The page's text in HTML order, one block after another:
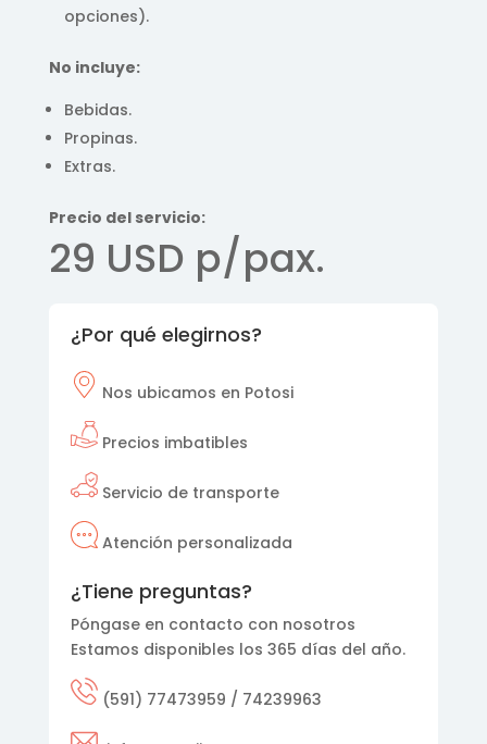
opciones).
No incluye:
Bebidas.
Propinas.
Extras.
Precio del servicio:
29 USD p/pax.
¿Por qué elegirnos?
Nos ubicamos en Potosi
Precios imbatibles
Servicio de transporte
Atención personalizada
¿Tiene preguntas?
Póngase en contacto con nosotros
Estamos disponibles los 365 días del año.
(591) 77473959 / 74239963